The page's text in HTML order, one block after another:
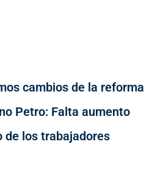
cambios de la reforma
Petro: Falta aumento
de los trabajadores